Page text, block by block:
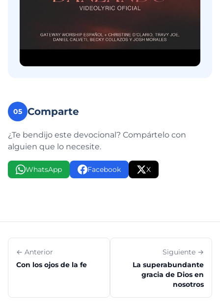
05 Comparte
¿Te bendijo este devocional? Compártelo con
alguien que lo necesite.
WhatsApp Facebook X
← Anterior
Con los ojos de la fe
Siguiente →
La superabundante
gracia de Dios en
nosotros